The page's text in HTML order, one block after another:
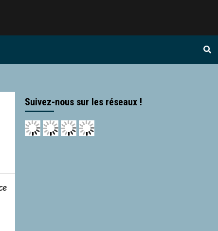
Suivez-nous sur les réseaux !